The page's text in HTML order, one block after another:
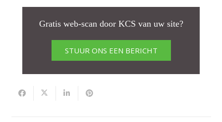
Gratis web-scan door KCS van uw site?
STUUR ONS EEN BERICHT